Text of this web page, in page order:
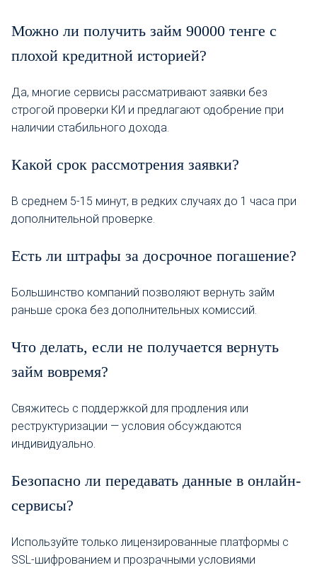
Можно ли получить займ 90000 тенге с
плохой кредитной историей?
Да, многие сервисы рассматривают заявки без
строгой проверки КИ и предлагают одобрение при
наличии стабильного дохода.
Какой срок рассмотрения заявки?
В среднем 5-15 минут, в редких случаях до 1 часа при
дополнительной проверке.
Есть ли штрафы за досрочное погашение?
Большинство компаний позволяют вернуть займ
раньше срока без дополнительных комиссий.
Что делать, если не получается вернуть
займ вовремя?
Свяжитесь с поддержкой для продления или
реструктуризации — условия обсуждаются
индивидуально.
Безопасно ли передавать данные в онлайн-
сервисы?
Используйте только лицензированные платформы с
SSL-шифрованием и прозрачными условиями